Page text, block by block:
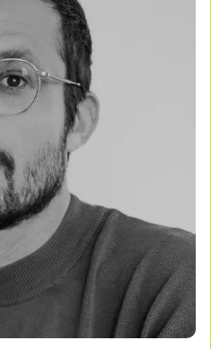
vos favoris,
créez votre profil
Salon